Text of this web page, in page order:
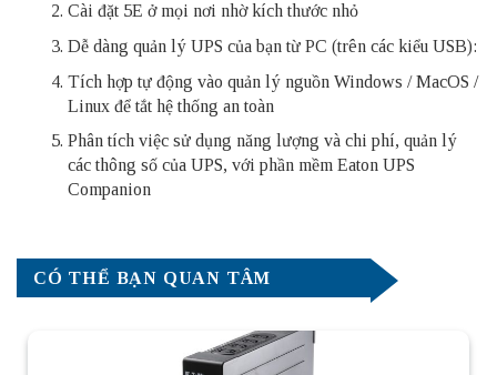
Cài đặt 5E ở mọi nơi nhờ kích thước nhỏ
Dễ dàng quản lý UPS của bạn từ PC (trên các kiểu USB):
Tích hợp tự động vào quản lý nguồn Windows / MacOS /
Linux để tắt hệ thống an toàn
Phân tích việc sử dụng năng lượng và chi phí, quản lý
các thông số của UPS, với phần mềm Eaton UPS
Companion
CÓ THỂ BẠN QUAN TÂM